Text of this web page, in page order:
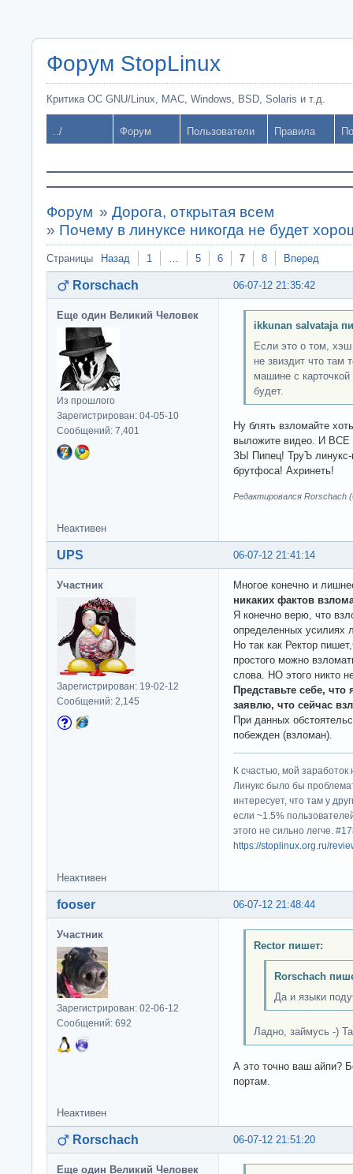
Форум StopLinux
Критика ОС GNU/Linux, MAC, Windows, BSD, Solaris и т.д.
../ Форум Пользователи Правила
Форум » Дорога, открытая всем
» Почему в линуксе никогда не будет
Страницы Назад 1 … 5 6 7 8 Вперед
06-07-12 21:35:42
Rorschach
Еще один Великий Человек
Из прошлого
Зарегистрирован: 04-05-10
Сообщений: 7,401
ikkunan salvataja
Если это о том,
не звиздит что там
машине с
будет.
Ну блять взломайте
выложите видео. И ВСЕ
ЗЫ Пипец! ТруЪ линукс-
брутфоса! Ахринеть!
Редактировался Rorschach
Неактивен
06-07-12 21:41:14
UPS
Участник
Зарегистрирован: 19-02-12
Сообщений: 2,145
Многое конечно и
никаких фактов
Я конечно верю, что
определенных усилиях
Но так как Ректор
простого можно
слова. НО этого никто
Представьте себе,
заявлю, что сейчас
При данных
побежден (взломан).
К счастью, мой
Линукс было бы
интересует, что там у
если ~1.5%
этого не сильно легче.
https://stoplinux.org.ru/
Неактивен
06-07-12 21:48:44
fooser
Участник
Зарегистрирован: 02-06-12
Сообщений: 692
Rector пишет:
Rorschach
Да и языки
Ладно, займусь -)
А это точно ваш айпи?
портам.
Неактивен
06-07-12 21:51:20
Rorschach
Еще один Великий Человек